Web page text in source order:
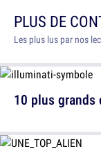
PLUS DE
Les plus lus par nos
10 plus